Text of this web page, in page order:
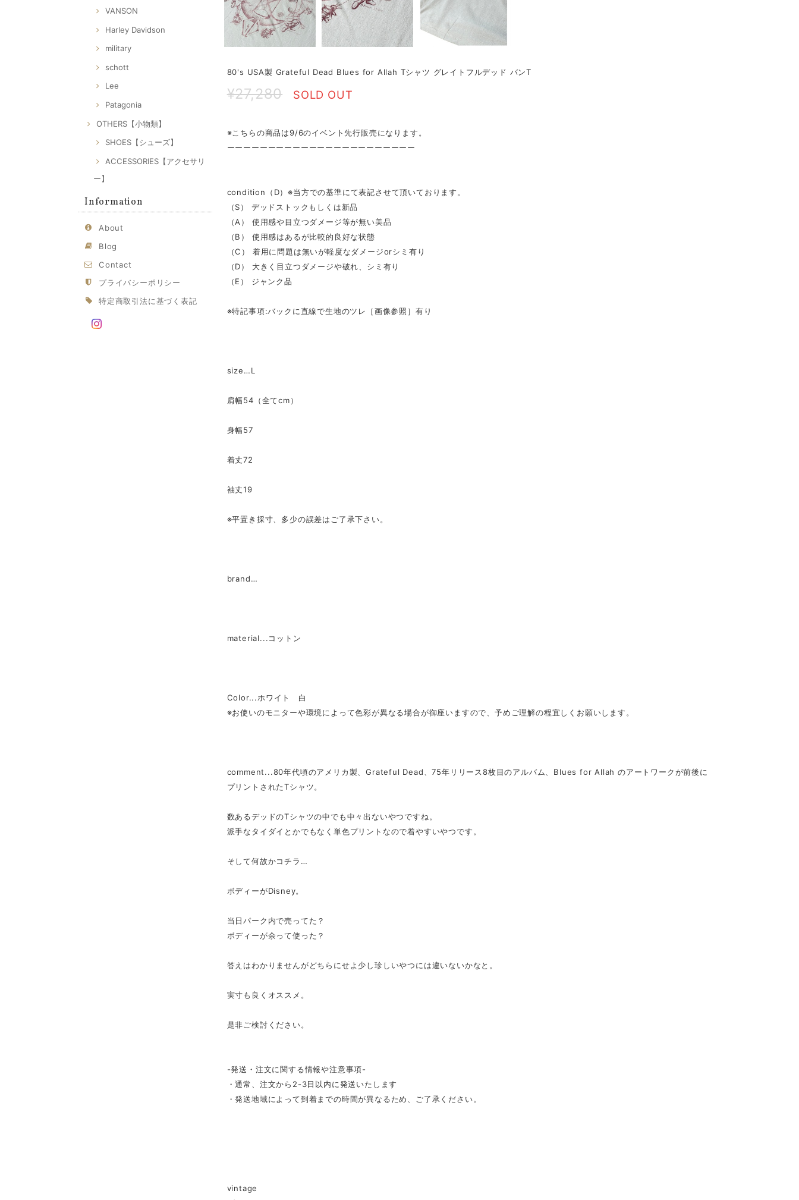
VANSON
Harley Davidson
military
schott
Lee
Patagonia
OTHERS【小物類】
SHOES【シューズ】
ACCESSORIES【アクセサリ
ー】
Information
About
Blog
Contact
プライバシーポリシー
特定商取引法に基づく表記
80's USA製 Grateful Dead Blues for Allah Tシャツ グレイトフルデッド バンT
¥27,280 SOLD OUT
※こちらの商品は9/6のイベント先行販売になります。
ーーーーーーーーーーーーーーーーーーーーーーー
condition（D）※当方での基準にて表記させて頂いております。
（S） デッドストックもしくは新品
（A） 使用感や目立つダメージ等が無い美品
（B） 使用感はあるが比較的良好な状態
（C） 着用に問題は無いが軽度なダメージorシミ有り
（D） 大きく目立つダメージや破れ、シミ有り
（E） ジャンク品
※特記事項:バックに直線で生地のツレ［画像参照］有り
size…L
肩幅54（全てcm）
身幅57
着丈72
袖丈19
※平置き採寸、多少の誤差はご了承下さい。
brand…
material...コットン
Color...ホワイト 白
※お使いのモニターや環境によって色彩が異なる場合が御座いますので、予めご理解の程宜しくお願いします。
comment...80年代頃のアメリカ製、Grateful Dead、75年リリース8枚目のアルバム、Blues for Allah のアートワークが前後に
プリントされたTシャツ。
数あるデッドのTシャツの中でも中々出ないやつですね。
派手なタイダイとかでもなく単色プリントなので着やすいやつです。
そして何故かコチラ…
ボディーがDisney。
当日パーク内で売ってた？
ボディーが余って使った？
答えはわかりませんがどちらにせよ少し珍しいやつには違いないかなと。
実寸も良くオススメ。
是非ご検討ください。
-発送・注文に関する情報や注意事項-
・通常、注文から2-3日以内に発送いたします
・発送地域によって到着までの時間が異なるため、ご了承ください。
vintage